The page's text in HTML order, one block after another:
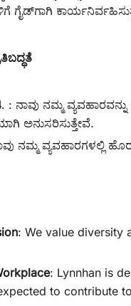
ಗೈಡ್‌ಗಾಗಿ
: ನಾವು ನಮ್ಮ
ಅನುಸರಿಸುತ್ತೇವೆ.
ನಮ್ಮ ವ್ಯವಹಾರಗಳಲ್ಲಿ
: We value diversity
: Lynnhan is
to contribute